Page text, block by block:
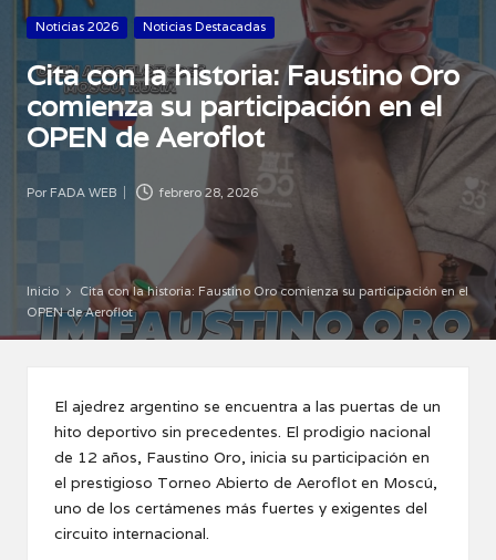
Publicada
Noticias 2026 Noticias Destacadas
Cita con la historia: Faustino Oro
comienza su participación en el
OPEN de Aeroflot
Publicado
Por FADA WEB febrero 28, 2026
Inicio
Cita con la historia: Faustino Oro comienza su participación en el
OPEN de Aeroflot
El ajedrez argentino se encuentra a las puertas de un
hito deportivo sin precedentes. El prodigio nacional
de 12 años, Faustino Oro, inicia su participación en
el prestigioso Torneo Abierto de Aeroflot en Moscú,
uno de los certámenes más fuertes y exigentes del
circuito internacional.